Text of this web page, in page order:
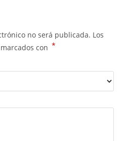
no será publicada. Los
con *